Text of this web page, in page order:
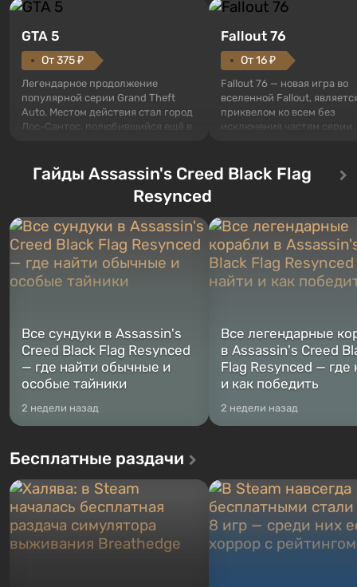
GTA 5
От 375 ₽
Легендарное продолжение
популярной серии Grand Theft
Auto. Местом действия стал город
Лос-Сантос, полюбившийся ещё в
сразу трех персонажей: Майкла,
Тревора и Франклина, между
Жанр и...
Fallout 76
От 16 ₽
Fallout 76 — новая игра во
вселенной Fallout,
приквелом ко всем без
исключения частям серии.
Оно же, по задумке
Vault-Tec, должно
Место действия Fallout...
Гайды Assassin's Creed Black Flag
Resynced
Все сундуки в Assassin's
Creed Black Flag Resynced
— где найти обычные и
особые тайники
2 недели назад
Все легендарные
в Assassin's Creed
Flag Resynced — где
и как победить
2 недели назад
Бесплатные раздачи